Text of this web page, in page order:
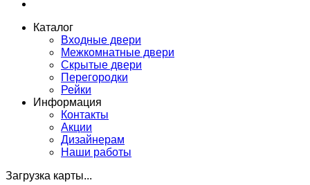
Каталог
Входные двери
Межкомнатные двери
Скрытые двери
Перегородки
Рейки
Информация
Контакты
Акции
Дизайнерам
Наши работы
Загрузка карты...